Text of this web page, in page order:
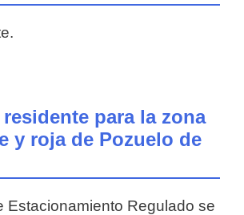
residente para la zona
y roja de Pozuelo de
Estacionamiento Regulado se